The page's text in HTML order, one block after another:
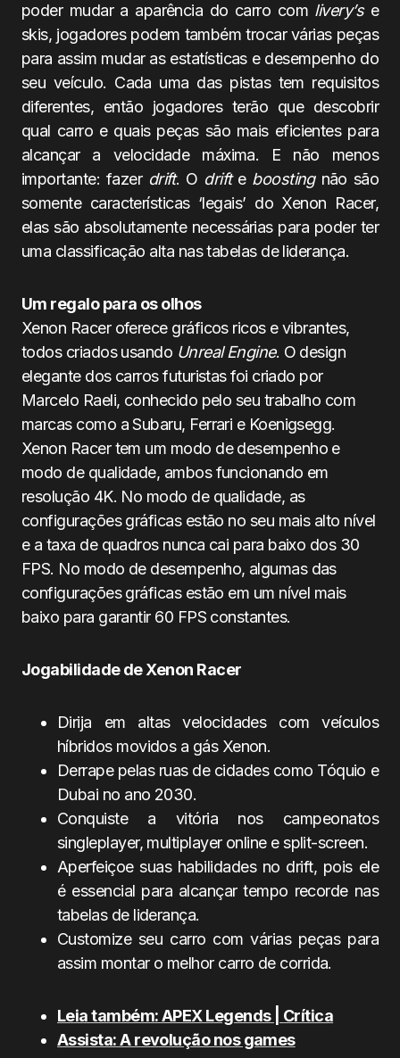
poder mudar a aparência do carro com livery’se
skis, jogadores podem também trocar várias peças
para assim mudar as estatísticas e desempenho do
seu veículo. Cada uma das pistas tem requisitos
diferentes, então jogadores terão que descobrir
qual carro e quais peças são mais eficientes para
alcançar a velocidade máxima. E não menos
importante: fazer drift. O drift e boosting não são
somente características ‘legais’ do Xenon Racer,
elas são absolutamente necessárias para poder ter
uma classificação alta nas tabelas de liderança.
Um regalo para os olhos
Xenon Racer oferece gráficos ricos e vibrantes,
todos criados usando Unreal Engine. O design
elegante dos carros futuristas foi criado por
Marcelo Raeli, conhecido pelo seu trabalho com
marcas como a Subaru, Ferrari e Koenigsegg.
Xenon Racer tem um modo de desempenho e
modo de qualidade, ambos funcionando em
resolução 4K. No modo de qualidade, as
configurações gráficas estão no seu mais alto nível
e a taxa de quadros nunca cai para baixo dos 30
FPS. No modo de desempenho, algumas das
configurações gráficas estão em um nível mais
baixo para garantir 60 FPS constantes.
Jogabilidade de Xenon Racer
Dirija em altas velocidades com veículos
híbridos movidos a gás Xenon.
Derrape pelas ruas de cidades como Tóquio e
Dubai no ano 2030.
Conquiste a vitória nos campeonatos
singleplayer, multiplayer online e split-screen.
Aperfeiçoe suas habilidades no drift, pois ele
é essencial para alcançar tempo recorde nas
tabelas de liderança.
Customize seu carro com várias peças para
assim montar o melhor carro de corrida.
Leia também: APEX Legends | Crítica
Assista: A revolução nos games